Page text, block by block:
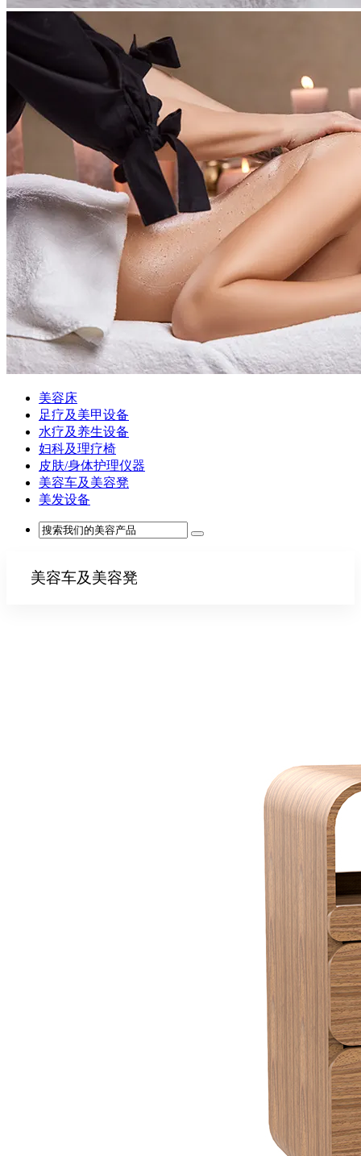
美容床
足疗及美甲设备
水疗及养生设备
妇科及理疗椅
皮肤/身体护理仪器
美容车及美容凳
美发设备
美容车及美容凳